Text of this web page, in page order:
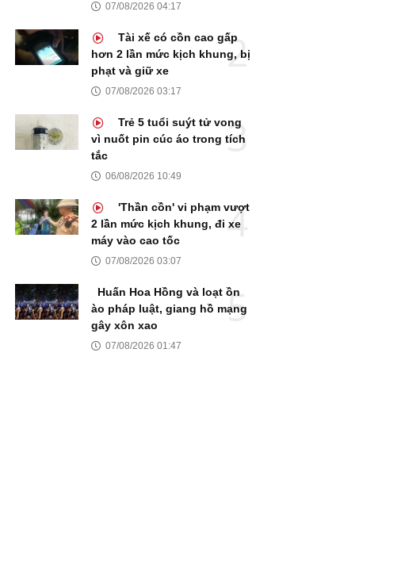
07/08/2026 04:17
Tài xế có cồn cao gấp
hơn 2 lần mức kịch khung, bị
phạt và giữ xe
07/08/2026 03:17
Trẻ 5 tuổi suýt tử vong
vì nuốt pin cúc áo trong tích
tắc
06/08/2026 10:49
'Thần cồn' vi phạm vượt
2 lần mức kịch khung, đi xe
máy vào cao tốc
07/08/2026 03:07
Huấn Hoa Hồng và loạt ồn
ào pháp luật, giang hồ mạng
gây xôn xao
07/08/2026 01:47